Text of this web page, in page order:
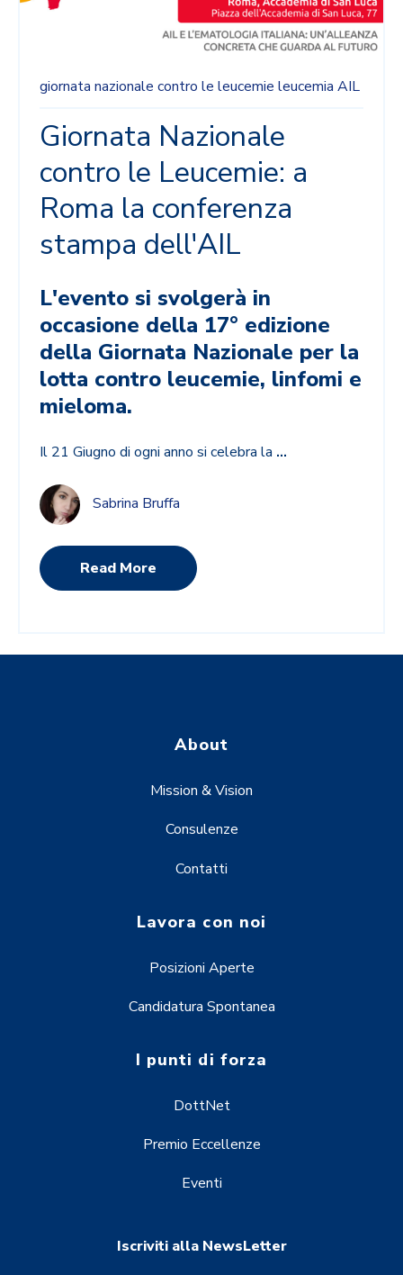
giornata nazionale contro le leucemie leucemia AIL
Giornata Nazionale
contro le Leucemie: a
Roma la conferenza
stampa dell'AIL
L'evento si svolgerà in
occasione della 17° edizione
della Giornata Nazionale per la
lotta contro leucemie, linfomi e
mieloma.
Il 21 Giugno di ogni anno si celebra la ...
Sabrina Bruffa
Read More
About
Mission & Vision
Consulenze
Contatti
Lavora con noi
Posizioni Aperte
Candidatura Spontanea
I punti di forza
DottNet
Premio Eccellenze
Eventi
Iscriviti alla NewsLetter